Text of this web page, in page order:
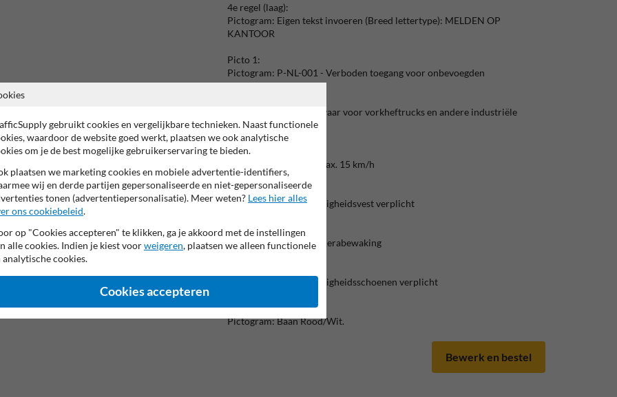
4e regel (laag):
Pictogram: Eigen tekst invoeren (Breed lettertype): MELDEN OP
KANTOOR
Picto 1:
Pictogram: P-NL-001 - Verboden toegang voor onbevoegden
Pictogram: W014 - Gevaar voor vorkheftrucks en andere industriële
voertuigen
Picto 3:
Pictogram: A01-15 - Max. 15 km/h
Picto 4:
Pictogram: M015 - Veiligheidsvest verplicht
Picto 5:
Pictogram: B001 - Camerabewaking
Pictogram: M008 - Veiligheidsschoenen verplicht
5e regel (laag):
Pictogram: Baan Rood/Wit.
Bewerk en bestel
gebruikt cookies en vergelijkbare technieken. Naast functionele
waardoor de website goed werkt, plaatsen we ook analytische
om je de best mogelijke gebruikerservaring te bieden.
plaatsen we marketing cookies en mobiele advertentie-identifiers,
wij en derde partijen gepersonaliseerde en niet-gepersonaliseerde
tonen (advertentiepersonalisatie). Meer weten? Lees hier alles
ons cookiebeleid.
op "Cookies accepteren" te klikken, ga je akkoord met de instellingen
alle cookies. Indien je kiest voorweigeren, plaatsen we alleen functionele
analytische cookies.
Cookies accepteren